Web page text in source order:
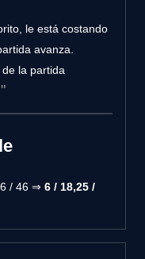
le está costando
avanza.
la partida
/ 46 ⇒ 6 / 18,25 /